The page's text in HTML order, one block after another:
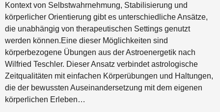
Kontext von Selbstwahrnehmung, Stabilisierung und
körperlicher Orientierung gibt es unterschiedliche Ansätze,
die unabhängig von therapeutischen Settings genutzt
werden können.Eine dieser Möglichkeiten sind
körperbezogene Übungen aus der Astroenergetik nach
Wilfried Teschler. Dieser Ansatz verbindet astrologische
Zeitqualitäten mit einfachen Körperübungen und Haltungen,
die der bewussten Auseinandersetzung mit dem eigenen
körperlichen Erleben…